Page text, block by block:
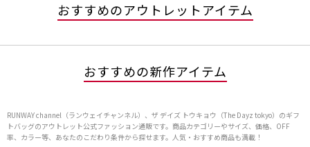
おすすめのアウトレットアイテム
おすすめの新作アイテム
RUNWAY channel（ランウェイチャンネル）、ザ デイズ トウキョウ（The Dayz tokyo）のギフ
トバッグのアウトレット公式ファッション通販です。商品カテゴリーやサイズ、価格、OFF
率、カラー等、あなたのこだわり条件から探せます。人気・おすすめ商品も満載！